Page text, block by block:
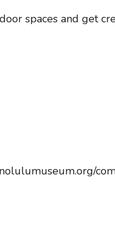
spaces and get